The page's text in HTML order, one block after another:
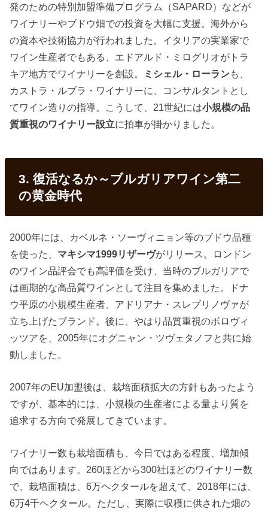
発のための特別加盟準備プログラム（SAPARD）などが
ワイナリーやブドウ畑での投資を大幅に支援。海外から
の資本や技術協力が行われました。イタリアの実業家で
ワイン生産者でもある、エドアルド・ミログリオがトラ
キア地方でワイナリーを創設。
ミシェル・ローランも、
カストラ・ルブラ・ワイナリーに、コンサルタントとし
てワイン造りの指導。こうして、21世紀には小規模の品
質重視のワイナリー設立に拍車が掛かりました。
3. 復活なるか～ブルガリアワイン第二
の黄金時代
2000年には、カベルネ・ソーヴィニョン等のブドウ品種
を使った、 マキシマ1999リザーヴがリリース。ロンドン
のワイン品評会でも高評価を受け、当時のブルガリアで
は画期的な高品質ワインとして注目を集めました。ドナ
ウ平原の小規模生産者、アドリアナ・スレブリノヴァが
立ち上げたブランド。後に、やはり品質重視のボロヴィ
ッツアを、2005年にオグニャン・ツヴェタノフと共に始
動しました。
2007年のEU加盟後は、栽培面積拡大の方針もあったよう
ですが、基本的には、小規模の生産者による量より質を
追求する方向で発展してきています。
ワイナリー数も栽培面積も、今日ではある程度、増加傾
向ではあります。260ほどから300社ほどのワイナリー数
で、栽培面積は、6万ヘクタールを超えて、2018年には、
6万4千ヘクタール。ただし、実際に収穫に供された畑の